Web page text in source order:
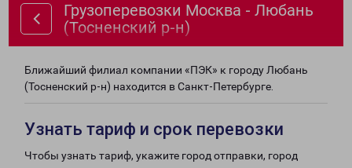
Грузоперевозки Москва - Любань
(Тосненский р-н)
Ближайший филиал компании «ПЭК» к городу Любань
(Тосненский р-н) находится в Санкт-Петербурге.
Узнать тариф и срок перевозки
Чтобы узнать тариф, укажите город отправки, город